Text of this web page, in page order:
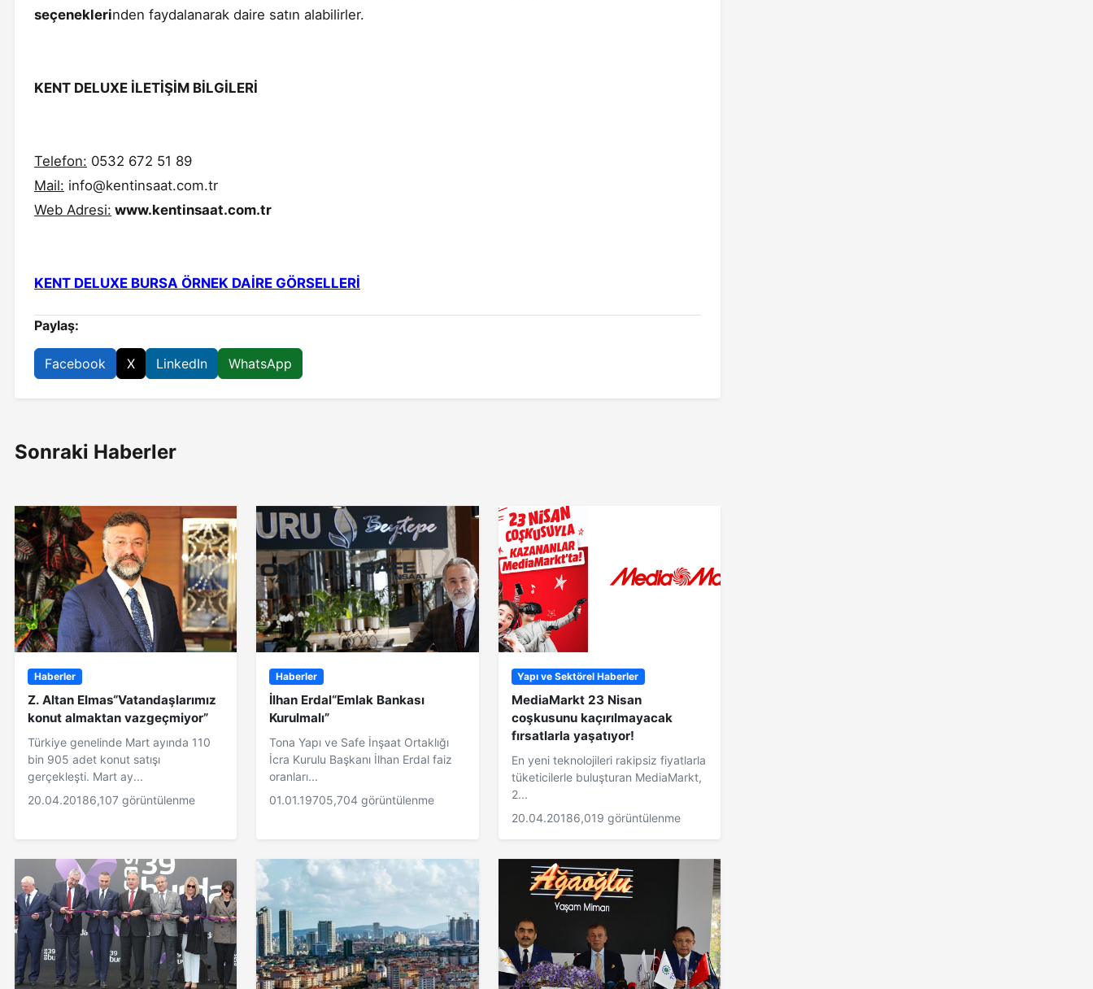
seçeneklerinden faydalanarak daire satın alabilirler.
KENT DELUXE İLETİŞİM BİLGİLERİ
Telefon: 0532 672 51 89
Mail: info@kentinsaat.com.tr
Web Adresi: www.kentinsaat.com.tr
KENT DELUXE BURSA ÖRNEK DAİRE GÖRSELLERİ
Paylaş:
Facebook X LinkedIn WhatsApp
Sonraki Haberler
Haberler
Z. Altan Elmas“Vatandaşlarımız
konut almaktan vazgeçmiyor”
Türkiye genelinde Mart ayında 110
bin 905 adet konut satışı
gerçekleşti. Mart ay...
20.04.20186,107 görüntülenme
Haberler
İlhan Erdal“Emlak Bankası
Kurulmalı”
Tona Yapı ve Safe İnşaat Ortaklığı
İcra Kurulu Başkanı İlhan Erdal faiz
oranları...
01.01.19705,704 görüntülenme
Yapı ve Sektörel Haberler
MediaMarkt 23 Nisan
coşkusunu kaçırılmayacak
fırsatlarla yaşatıyor!
En yeni teknolojileri rakipsiz fiyatlarla
tüketicilerle buluşturan MediaMarkt,
2...
20.04.20186,019 görüntülenme